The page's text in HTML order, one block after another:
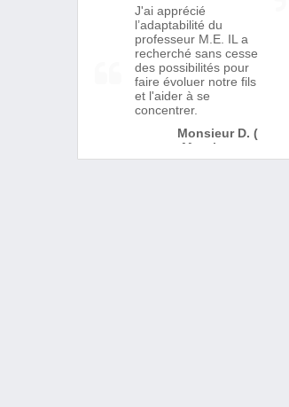
J'ai apprécié
l’adaptabilité du
professeur M.E. IL a
recherché sans cesse
des possibilités pour
faire évoluer notre fils
et l'aider à se
concentrer.
Monsieur D. (
Montigny en
Ostrevent )